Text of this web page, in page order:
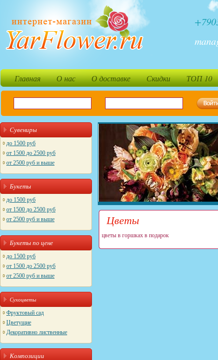
Главная О нас О доставке Скидки ТОП 10
Сувениры
до 1500 руб
от 1500 до 2500 руб
от 2500 руб и выше
Букеты
до 1500 руб
от 1500 до 2500 руб
от 2500 руб и выше
Букеты по цене
до 1500 руб
от 1500 до 2500 руб
от 2500 руб и выше
Сухоцветы
Фруктовый сад
Цветущие
Декоративно лиственные
Композиции
Цветы
цветы в горшках в подарок